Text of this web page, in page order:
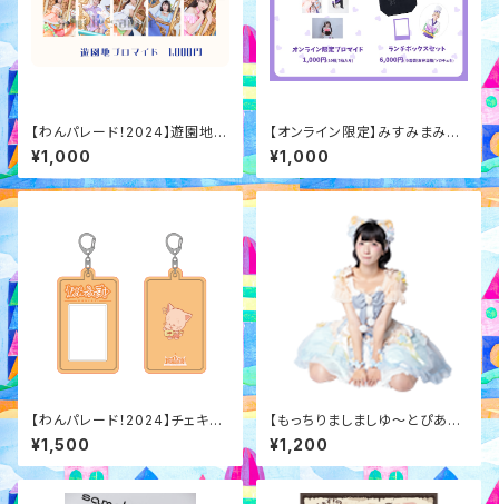
【わんパレード！2024】遊園地ブ
ロマイド
¥1,000
【オンライン限定】みすみまみれ
フルコースブロマイド
¥1,000
【わんパレード！2024】チェキホ
ルダー
¥1,500
【もっちりましましゆ～とぴあ】
生誕衣装アクキー
¥1,200